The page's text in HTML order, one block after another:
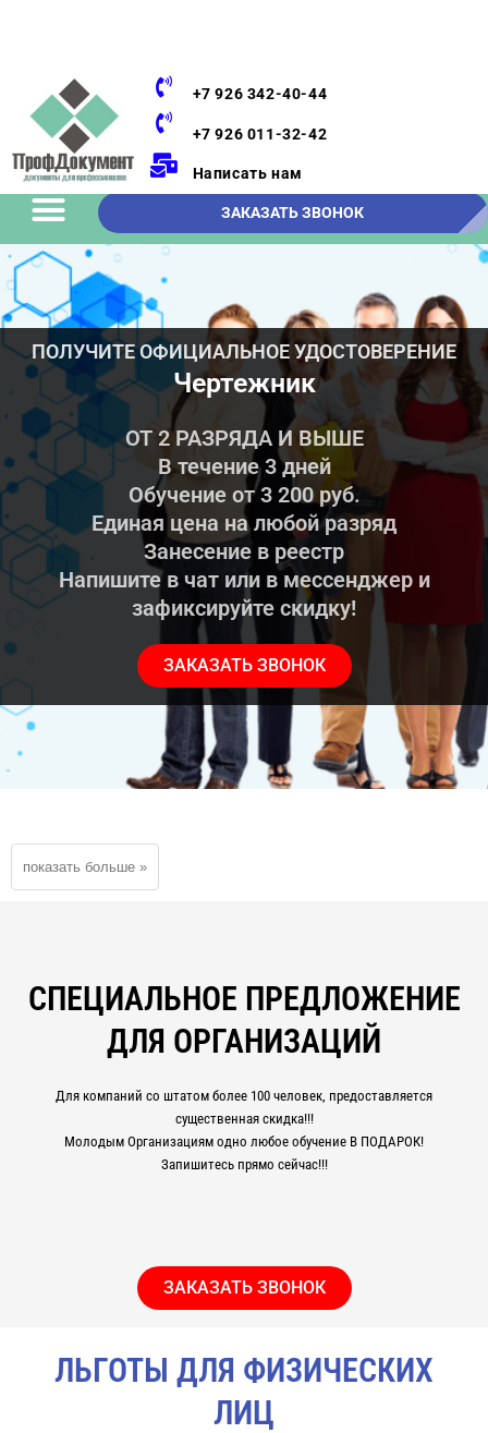
+7 926 342-40-44
+7 926 011-32-42
Написать нам
ЗАКАЗАТЬ ЗВОНОК
ПОЛУЧИТЕ ОФИЦИАЛЬНОЕ УДОСТОВЕРЕНИЕ
Чертежник
ОТ 2 РАЗРЯДА И ВЫШЕ
В течение 3 дней
Обучение от 3 200 руб.
Единая цена на любой разряд
Занесение в реестр
Напишите в чат или в мессенджер и
зафиксируйте скидку!
ЗАКАЗАТЬ ЗВОНОК
СПЕЦИАЛЬНОЕ ПРЕДЛОЖЕНИЕ
ДЛЯ ОРГАНИЗАЦИЙ
Для компаний со штатом более 100 человек, предоставляется
существенная скидка!!!
Молодым Организациям одно любое обучение В ПОДАРОК!
Запишитесь прямо сейчас!!!
ЗАКАЗАТЬ ЗВОНОК
ЛЬГОТЫ ДЛЯ ФИЗИЧЕСКИХ
ЛИЦ